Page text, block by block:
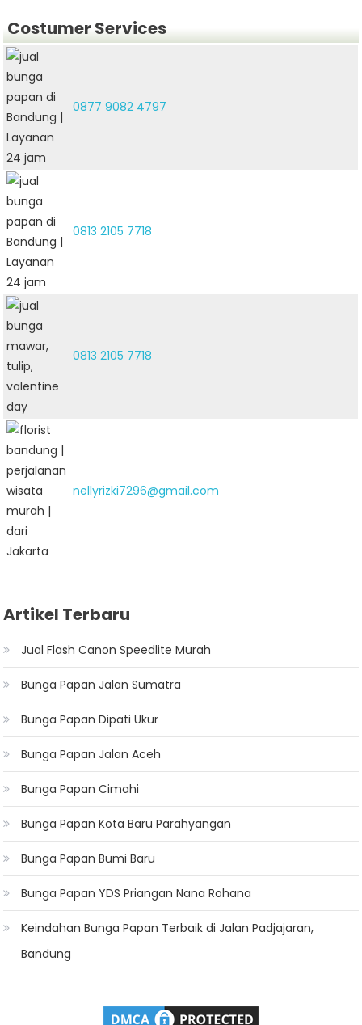
Costumer Services
0877 9082 4797
0813 2105 7718
0813 2105 7718
nellyrizki7296@gmail.com
Artikel Terbaru
Jual Flash Canon Speedlite Murah
Bunga Papan Jalan Sumatra
Bunga Papan Dipati Ukur
Bunga Papan Jalan Aceh
Bunga Papan Cimahi
Bunga Papan Kota Baru Parahyangan
Bunga Papan Bumi Baru
Bunga Papan YDS Priangan Nana Rohana
Keindahan Bunga Papan Terbaik di Jalan Padjajaran,
Bandung